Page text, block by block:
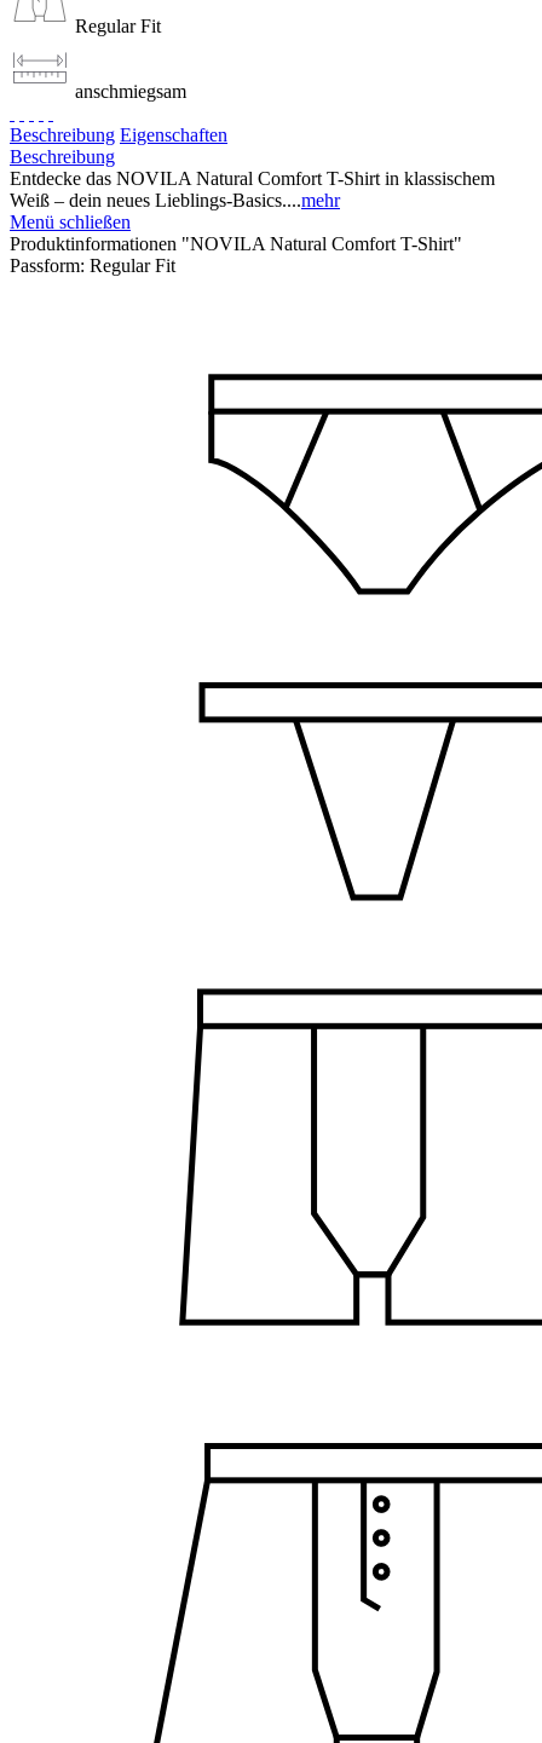
Regular Fit
anschmiegsam
Beschreibung Eigenschaften
Beschreibung
Entdecke das NOVILA Natural Comfort T-Shirt in klassischem
Weiß – dein neues Lieblings-Basics....mehr
Menü schließen
Produktinformationen "NOVILA Natural Comfort T-Shirt"
Passform: Regular Fit